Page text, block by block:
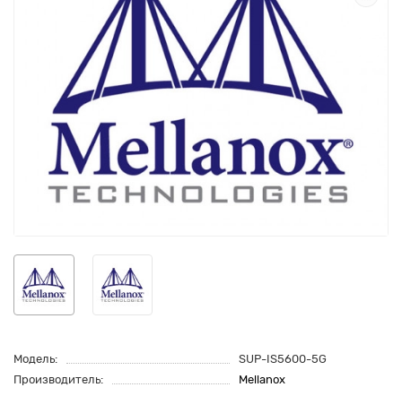
Модель:
SUP-IS5600-5G
Производитель:
Mellanox